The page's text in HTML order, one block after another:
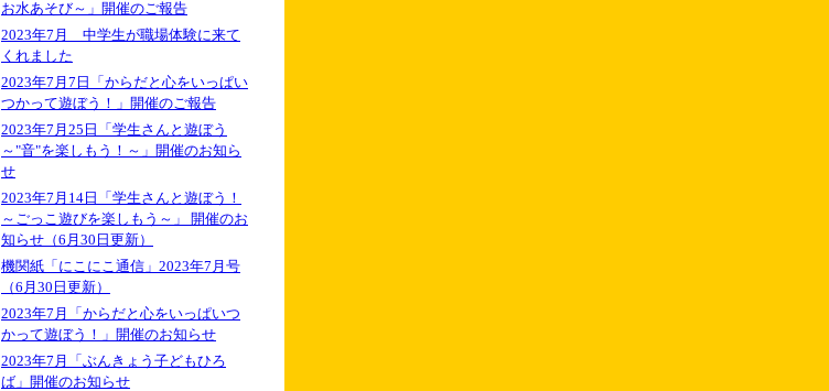
お水あそび～」開催のご報告
2023年7月 中学生が職場体験に来て
くれました
2023年7月7日「からだと心をいっぱい
つかって遊ぼう！」開催のご報告
2023年7月25日「学生さんと遊ぼう
～"音"を楽しもう！～」開催のお知ら
せ
2023年7月14日「学生さんと遊ぼう！
～ごっこ遊びを楽しもう～」 開催のお
知らせ（6月30日更新）
機関紙「にこにこ通信」2023年7月号
（6月30日更新）
2023年7月「からだと心をいっぱいつ
かって遊ぼう！」開催のお知らせ
2023年7月「ぶんきょう子どもひろ
ば」開催のお知らせ